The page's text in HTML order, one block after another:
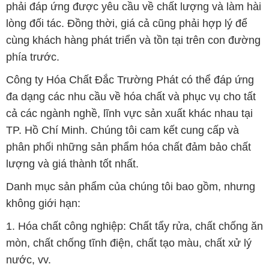
phải đáp ứng được yêu cầu về chất lượng và làm hài
lòng đối tác. Đồng thời, giá cả cũng phải hợp lý để
cùng khách hàng phát triển và tồn tại trên con đường
phía trước.
Công ty Hóa Chất Đắc Trường Phát có thể đáp ứng
đa dạng các nhu cầu về hóa chất và phục vụ cho tất
cả các ngành nghề, lĩnh vực sản xuất khác nhau tại
TP. Hồ Chí Minh. Chúng tôi cam kết cung cấp và
phân phối những sản phẩm hóa chất đảm bảo chất
lượng và giá thành tốt nhất.
Danh mục sản phẩm của chúng tôi bao gồm, nhưng
không giới hạn:
1. Hóa chất công nghiệp: Chất tẩy rửa, chất chống ăn
mòn, chất chống tĩnh điện, chất tạo màu, chất xử lý
nước, vv.